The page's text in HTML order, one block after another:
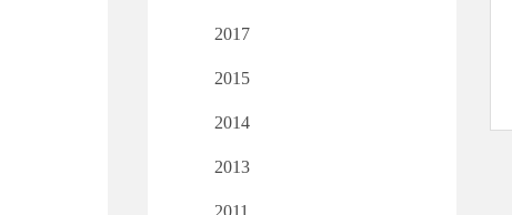
2017
2015
2014
2013
2011